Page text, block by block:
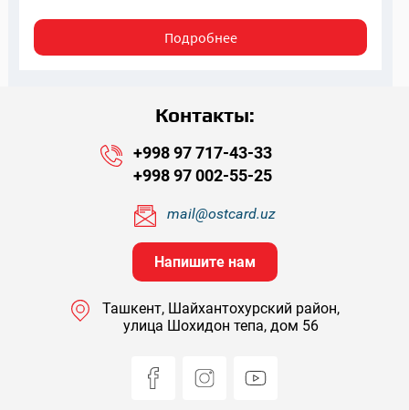
Подробнее
Контакты:
+998 97 717-43-33
+998 97 002-55-25
mail@ostcard.uz
Напишите нам
Ташкент, Шайхантохурский район,
улица Шохидон тепа, дом 56